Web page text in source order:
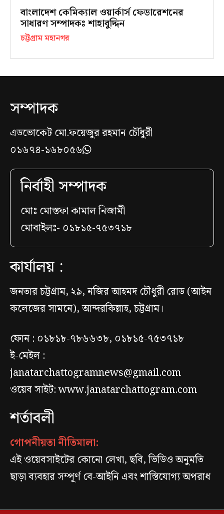
বাংলাদেশ কেমিক্যাল ওয়ার্কার্স ফেডারেশনের
সাধারণ সম্পাদকঃ শাহাবুদ্দিন
চট্টগ্রাম মহানগর
সম্পাদক
এডভোকেট মো.ফয়েজুর রহমান চৌঁধুরী
০১৬৭৪-১৬৮০৫৬
নির্বাহী সম্পাদক
মোঃ মোস্তফা কামাল নিজামী
মোবাইলঃ- ০১৮১৫-৭৫৩৭১৮
কার্যালয় :
জনতার চট্টগ্রাম, ২৯, নজির আহমদ চৌধুরী রোড (আইন
কলেজের সামনে), আন্দরকিল্লাহ, চট্টগ্রাম।
ফোন : ০১৮১৮-৭৮৬৬৩৮, ০১৮১৫-৭৫৩৭১৮
ই-মেইল :
janatarchattogramnews@gmail.com
ওয়েব সাইট: www.janatarchattogram.com
শর্তাবলী
গোপনীয়তা নীতিমালা:
এই ওয়েবসাইটের কোনো লেখা, ছবি, ভিডিও অনুমতি
ছাড়া ব্যবহার সম্পূর্ণ বে-আইনি এবং শাস্তিযোগ্য অপরাধ